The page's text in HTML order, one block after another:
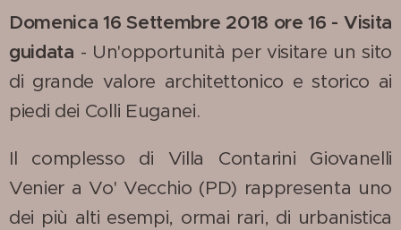
Domenica 16 Settembre 2018 ore 16 - Visita
guidata - Un'opportunità per visitare un sito
di grande valore architettonico e storico ai
piedi dei Colli Euganei.
Il complesso di Villa Contarini Giovanelli
Venier a Vo' Vecchio (PD) rappresenta uno
dei più alti esempi, ormai rari, di urbanistica